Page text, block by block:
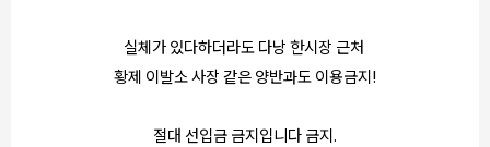
실체가 있다하더라도 다낭 한시장 근처
황제 이발소 사장 같은 양반과도 이용금지!
절대 선입금 금지입니다 금지.